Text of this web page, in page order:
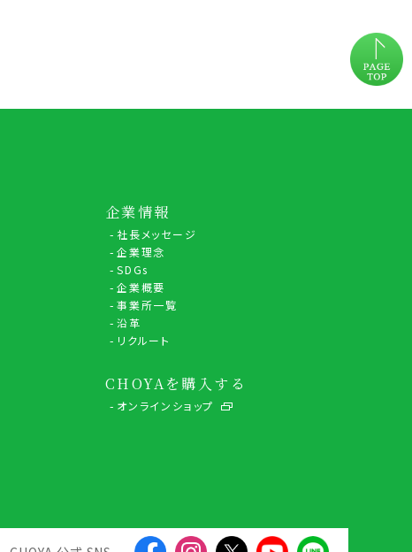
企業情報
社長メッセージ
企業理念
SDGs
企業概要
事業所一覧
沿革
リクルート
CHOYAを購入する
オンラインショップ